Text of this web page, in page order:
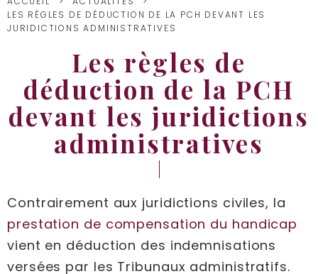
LES RÈGLES DE DÉDUCTION DE LA PCH DEVANT LES
JURIDICTIONS ADMINISTRATIVES
Les règles de
déduction de la PCH
devant les juridictions
administratives
Contrairement aux juridictions civiles, la
prestation de compensation du handicap
vient en déduction des indemnisations
versées par les Tribunaux administratifs.